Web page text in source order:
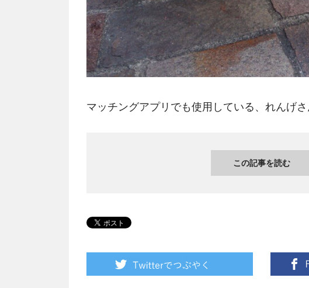
マッチングアプリでも使用している、れんげさ
この記事を読む